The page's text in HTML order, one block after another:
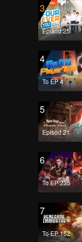
3
Episod 25
4
To EP 4
5
Episod 21
6
To EP 235
7
To EP 152